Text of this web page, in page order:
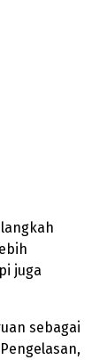
juga
sebagai